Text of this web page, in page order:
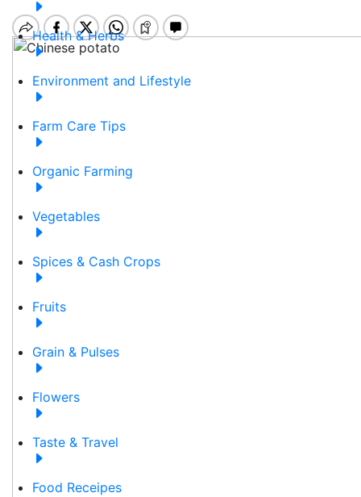
Health & Herbs
Environment and Lifestyle
Farm Care Tips
Organic Farming
Vegetables
Spices & Cash Crops
Fruits
Grain & Pulses
Flowers
Taste & Travel
Food Receipes